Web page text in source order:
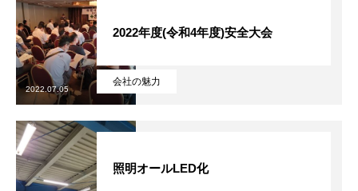
2025年度
官公庁
COMPANY BLOG
会社の魅力
2022年度(令和4年度)安全大会
2022.07.05
照明オールLED化